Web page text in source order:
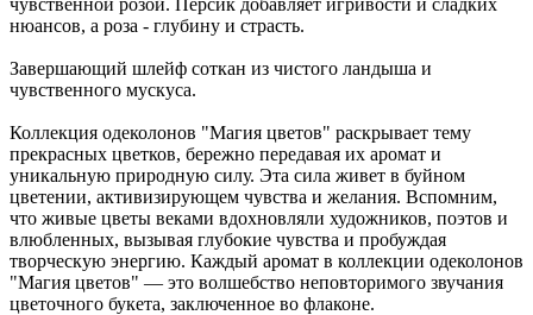
нюансов, а роза - глубину и страсть.
Завершающий шлейф соткан из чистого ландыша и
чувственного мускуса.
Коллекция одеколонов "Магия цветов" раскрывает тему
прекрасных цветков, бережно передавая их аромат и
уникальную природную силу. Эта сила живет в буйном
цветении, активизирующем чувства и желания. Вспомним,
что живые цветы веками вдохновляли художников, поэтов и
влюбленных, вызывая глубокие чувства и пробуждая
творческую энергию. Каждый аромат в коллекции одеколонов
"Магия цветов" — это волшебство неповторимого звучания
цветочного букета, заключенное во флаконе.